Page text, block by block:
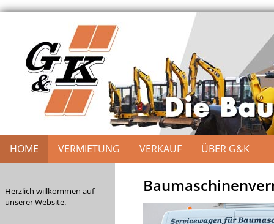
HOME VERMIETUNG VERKAUF ÜBER G&K
Herzlich willkommen auf
unserer Website.